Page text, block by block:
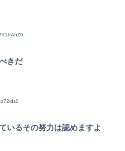
きだ
いるその努力は認めますよ